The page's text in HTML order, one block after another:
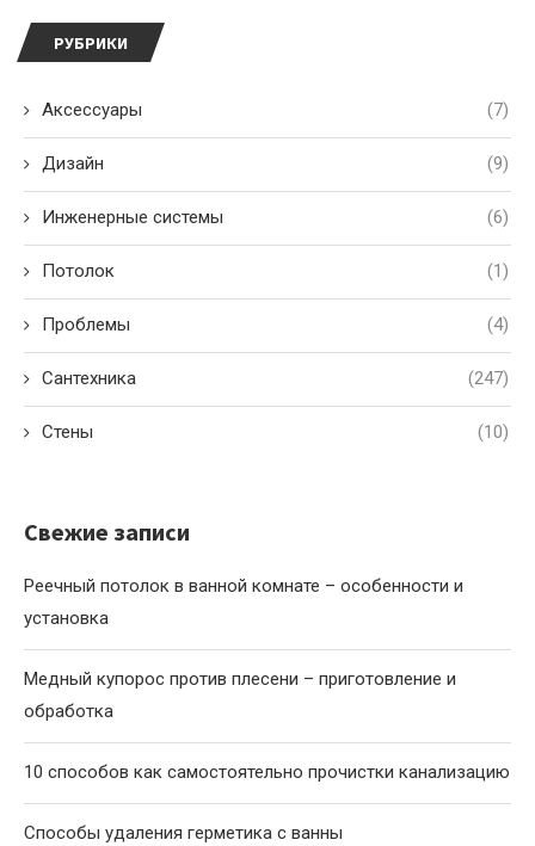
РУБРИКИ
Аксессуары (7)
Дизайн (9)
Инженерные системы (6)
Потолок (1)
Проблемы (4)
Сантехника (247)
Стены (10)
Свежие записи
Реечный потолок в ванной комнате – особенности и
установка
Медный купорос против плесени – приготовление и
обработка
10 способов как самостоятельно прочистки канализацию
Способы удаления герметика с ванны